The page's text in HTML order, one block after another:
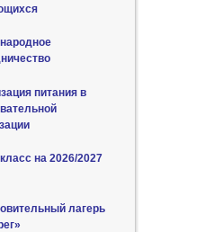
питания в
на 2026/2027
лагерь